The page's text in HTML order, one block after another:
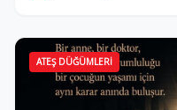
ATEŞ DÜĞÜMLERI